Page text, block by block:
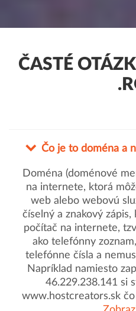
ČASTÉ
Čo je to doména a
Doména (doménové
na internete, ktorá
web alebo webovú
číselný a znakový
počítač na internete,
ako telefónny
telefónne čísla a
Napríklad namiesto
46.229.238.141 si
www.hostcreators.sk